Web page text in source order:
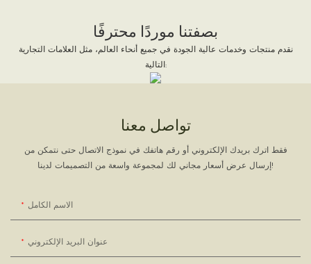
بصفتنا موردًا محترفًا
نقدم منتجات وخدمات عالية الجودة في جميع أنحاء العالم، مثل العلامات التجارية
التالية:
تواصل معنا
فقط اترك بريدك الإلكتروني أو رقم هاتفك في نموذج الاتصال حتى نتمكن من
إرسال عرض أسعار مجاني لك لمجموعة واسعة من التصميمات لدينا!
الاسم الكامل
عنوان البريد الإلكتروني